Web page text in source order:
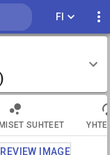
FI
SUHTEET